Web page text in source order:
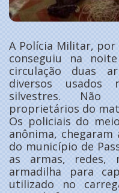
A Polícia Militar, por
conseguiu na
circulação duas
diversos usados
silvestres. Não
proprietários do
Os policiais do
anônima,
do município de
as armas, redes,
armadilha para
utilizado no